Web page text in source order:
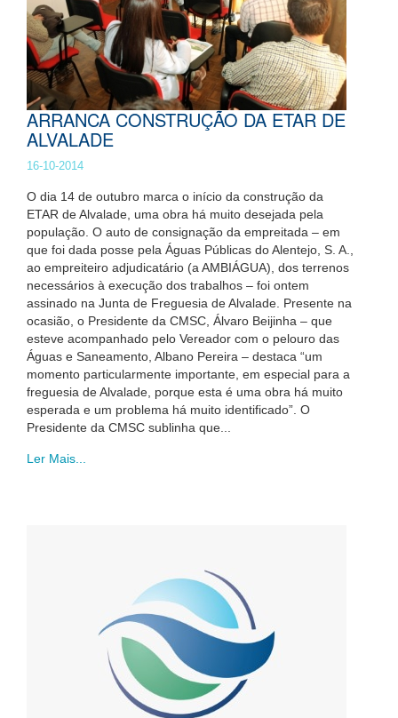
ARRANCA CONSTRUÇÃO DA ETAR DE
ALVALADE
16-10-2014
O dia 14 de outubro marca o início da construção da
ETAR de Alvalade, uma obra há muito desejada pela
população. O auto de consignação da empreitada – em
que foi dada posse pela Águas Públicas do Alentejo, S. A.,
ao empreiteiro adjudicatário (a AMBIÁGUA), dos terrenos
necessários à execução dos trabalhos – foi ontem
assinado na Junta de Freguesia de Alvalade. Presente na
ocasião, o Presidente da CMSC, Álvaro Beijinha – que
esteve acompanhado pelo Vereador com o pelouro das
Águas e Saneamento, Albano Pereira – destaca “um
momento particularmente importante, em especial para a
freguesia de Alvalade, porque esta é uma obra há muito
esperada e um problema há muito identificado”. O
Presidente da CMSC sublinha que...
Ler Mais...